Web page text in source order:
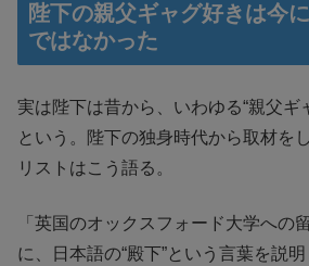
陛下の親父ギャグ好きは今
ではなかった
実は陛下は昔から、いわゆる“親父ギ
という。陛下の独身時代から取材を
リストはこう語る。
「英国のオックスフォード大学への
に、日本語の“殿下”という言葉を説